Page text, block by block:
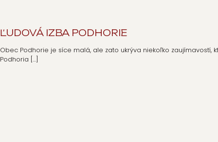
ĽUDOVÁ IZBA PODHORIE
Obec Podhorie je síce malá, ale zato ukrýva niekoľko
Podhoria […]